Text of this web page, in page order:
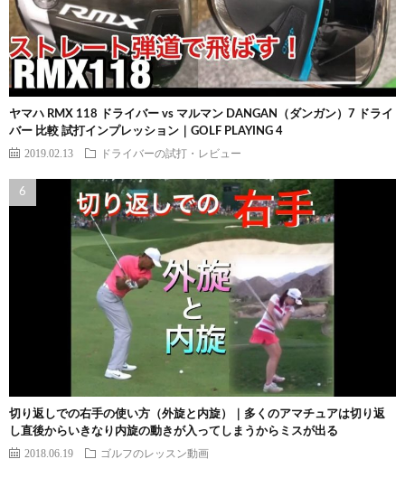
ヤマハ RMX 118 ドライバー vs マルマン DANGAN（ダンガン）7 ドライ
バー 比較 試打インプレッション｜GOLF PLAYING 4
2019.02.13 ドライバーの試打・レビュー
切り返しでの右手の使い方（外旋と内旋）｜多くのアマチュアは切り返
し直後からいきなり内旋の動きが入ってしまうからミスが出る
2018.06.19 ゴルフのレッスン動画